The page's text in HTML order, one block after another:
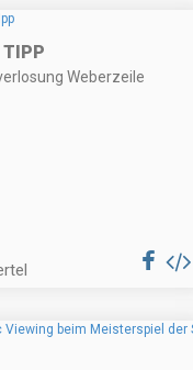
Weberzeile